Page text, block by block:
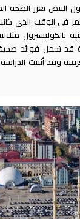
البيض يعزز الصحة
في الوقت الذي
بالكوليسترول
قد تحمل فوائد
وقد أثبتت